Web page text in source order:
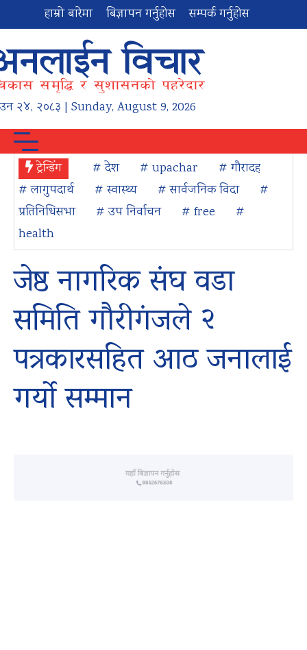
हाम्रो बारेमा बिज्ञापन गर्नुहोस सम्पर्क गर्नुहोस
२४, २०८३ | Sunday, August 9, 2026
ट्रेन्डिंग # देश # upachar
# गौरादह
# लागुपदार्थ
# स्वास्थ्य # सार्वजनिक विदा
#
प्रतिनिधिसभा
# उप निर्वाचन # free
#
health
जेष्ठ नागरिक संघ वडा
समिति गौरीगंजले २
पत्रकारसहित आठ जनालाई
गर्यो सम्मान